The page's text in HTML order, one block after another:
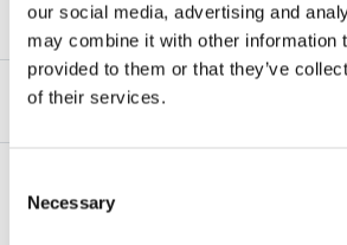
our social media, advertising and
may combine it with other information
provided to them or that they’ve
of their services.
Selection
Necessary
Si raccomanda la rimappatura dell'ECU
Le nuoveAprilia RSV4
sono